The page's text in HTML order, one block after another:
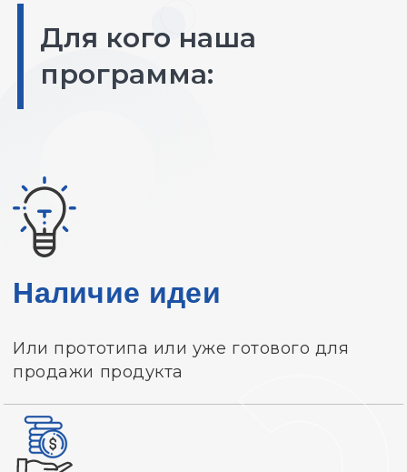
Для кого наша
программа:
Наличие идеи
Или прототипа или уже готового для
продажи продукта